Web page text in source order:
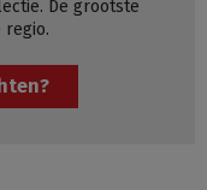
De grootste